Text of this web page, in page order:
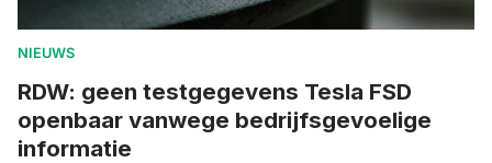
NIEUWS
RDW: geen testgegevens Tesla FSD
openbaar vanwege bedrijfsgevoelige
informatie